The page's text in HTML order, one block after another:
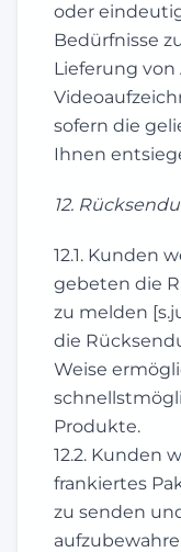
oder
Bedürfnisse
Lieferung von
sofern die
Ihnen
12.
12.1. Kunden
gebeten die
zu melden
die
Weise
Produkte.
12.2. Kunden
frankiertes
zu senden